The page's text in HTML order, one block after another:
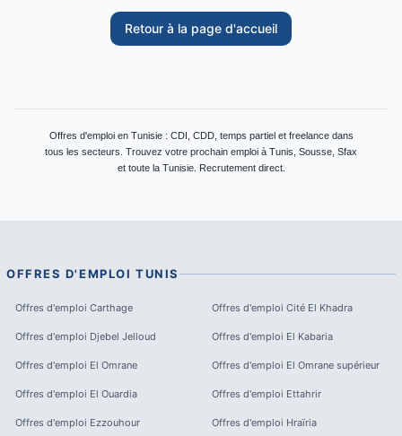
Retour à la page d'accueil
Offres d'emploi en Tunisie : CDI, CDD, temps partiel et freelance dans
tous les secteurs. Trouvez votre prochain emploi à Tunis, Sousse, Sfax
et toute la Tunisie. Recrutement direct.
OFFRES D'EMPLOI TUNIS
Offres d'emploi Carthage Offres d'emploi Cité El Khadra
Offres d'emploi Djebel Jelloud Offres d'emploi El Kabaria
Offres d'emploi El Omrane Offres d'emploi El Omrane supérieur
Offres d'emploi El Ouardia Offres d'emploi Ettahrir
Offres d'emploi Ezzouhour Offres d'emploi Hraïria